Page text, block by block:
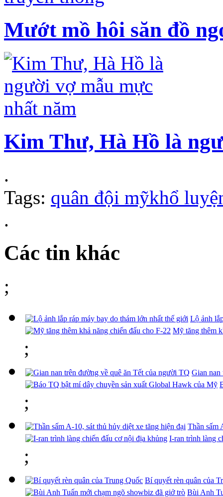
Mướt mồ hôi săn đồ
Kim Thư, Hà Hồ là
.
Tags: quân đội mỹkhổ
.
Các tin khác
;
Lộ ảnh
Mỹ tăng thêm
;
Gian nan
;
Thần sấm
I-ran trình làng
;
Bí quyết rèn quân của
Bùi Anh